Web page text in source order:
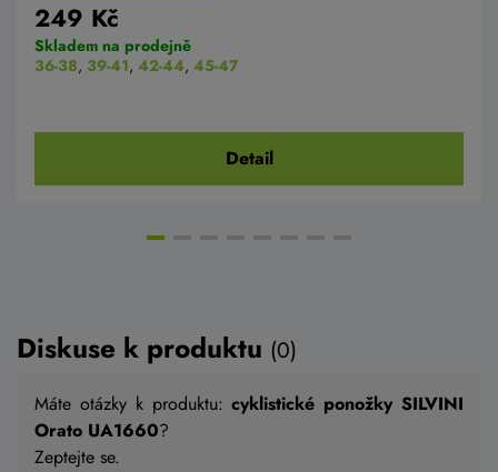
249 Kč
Skladem na prodejně
36-38, 39-41, 42-44, 45-47
Detail
Diskuse k produktu (0)
Máte otázky k produktu:cyklistické ponožky SILVINI
Orato UA1660?
Zeptejte se.